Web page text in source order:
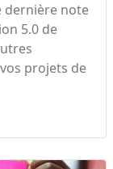
dernière note
5.0 de
projets de